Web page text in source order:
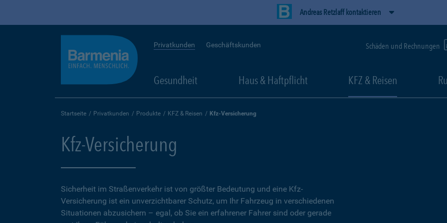
Andreas Retzlaff kontaktieren
Privatkunden Geschäftskunden Schäden und Rechnungen
Gesundheit Haus & Haftpflicht KFZ & Reisen
Startseite Privatkunden Produkte KFZ & Reisen Kfz-Versicherung
Kfz-Versicherung
Sicherheit im Straßenverkehr ist von größter Bedeutung und eine Kfz-
Versicherung ist ein unverzichtbarer Schutz, um Ihr Fahrzeug in verschiedenen
Situationen abzusichern – egal, ob Sie ein erfahrener Fahrer sind oder gerade